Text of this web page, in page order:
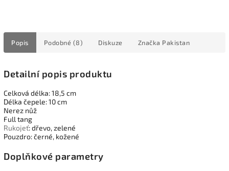
Popis Podobné (8) Diskuze Značka Pakistan
Detailní popis produktu
Celková délka: 18,5 cm
Délka čepele: 10 cm
Nerez nůž
Full tang
Rukojeť: dřevo, zelené
Pouzdro: černé, kožené
Doplňkové parametry